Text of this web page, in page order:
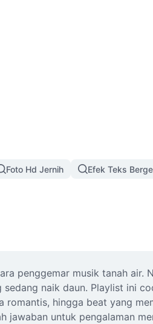
Foto Hd Jernih Efek Teks
penggemar musik tanah air.
naik daun. Playlist ini
romantis, hingga beat yang
jawaban untuk pengalaman